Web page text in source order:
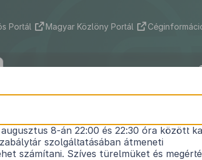
Portál Magyar Közlöny Portál
(VIII. 27.) NGM rendelet
hatáskörébe tartozó
vizsgakövetelményeiről1
8-án 22:00 és 22:30 óra között
szolgáltatásában átmeneti
számítani. Szíves türelmüket és